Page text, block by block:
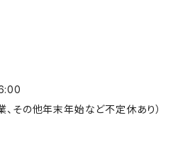
、その他年末年始など不定休あり）